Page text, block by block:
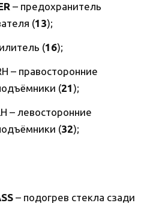
– предохранитель
(13);
(16);
– правосторонние
(21);
– левосторонние
(32);
– подогрев стекла сзади